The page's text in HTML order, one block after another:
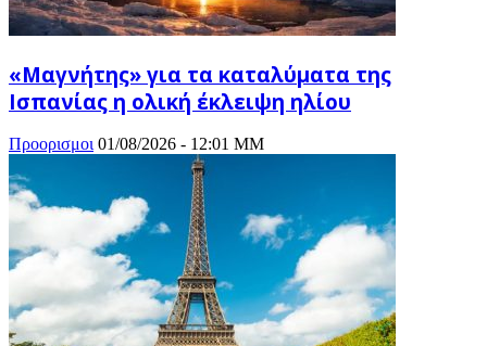
«Μαγνήτης» για τα καταλύματα της
Ισπανίας η ολική έκλειψη ηλίου
Προορισμοι 01/08/2026 - 12:01 ΜΜ